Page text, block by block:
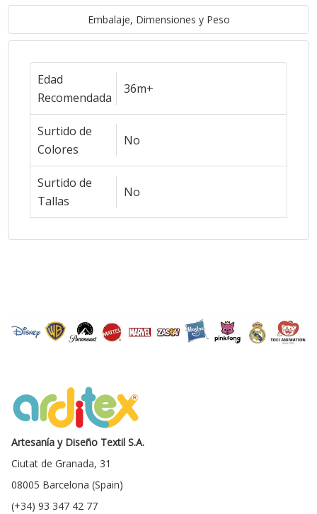
Embalaje, Dimensiones y Peso
Edad
Recomendada
36m+
Surtido de
Colores
No
Surtido de
Tallas
No
Artesanía y Diseño Textil S.A.
Ciutat de Granada, 31
08005 Barcelona (Spain)
(+34) 93 347 42 77